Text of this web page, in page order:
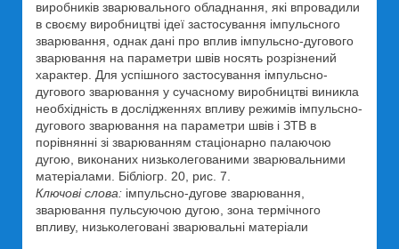
виробників зварювального обладнання, які впровадили
в своєму виробництві ідеї застосування імпульсного
зварювання, однак дані про вплив імпульсно-дугового
зварювання на параметри швів носять розрізнений
характер. Для успішного застосування імпульсно-
дугового зварювання у сучасному виробництві виникла
необхідність в дослідженнях впливу режимів імпульсно-
дугового зварювання на параметри швів і ЗТВ в
порівнянні зі зварюванням стаціонарно палаючою
дугою, виконаних низьколегованими зварювальними
матеріалами. Бібліогр. 20, рис. 7.
Ключові слова: імпульсно-дугове зварювання,
зварювання пульсуючою дугою, зона термічного
впливу, низьколеговані зварювальні матеріали